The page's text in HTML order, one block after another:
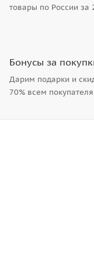
товары по России за
Бонусы за
Дарим подарки и
70% всем